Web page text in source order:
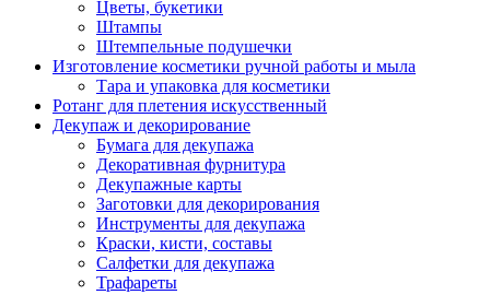
Цветы, букетики
Штампы
Штемпельные подушечки
Изготовление косметики ручной работы и мыла
Тара и упаковка для косметики
Ротанг для плетения искусственный
Декупаж и декорирование
Бумага для декупажа
Декоративная фурнитура
Декупажные карты
Заготовки для декорирования
Инструменты для декупажа
Краски, кисти, составы
Салфетки для декупажа
Трафареты